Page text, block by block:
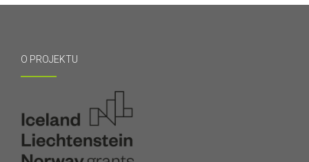
O PROJEKTU